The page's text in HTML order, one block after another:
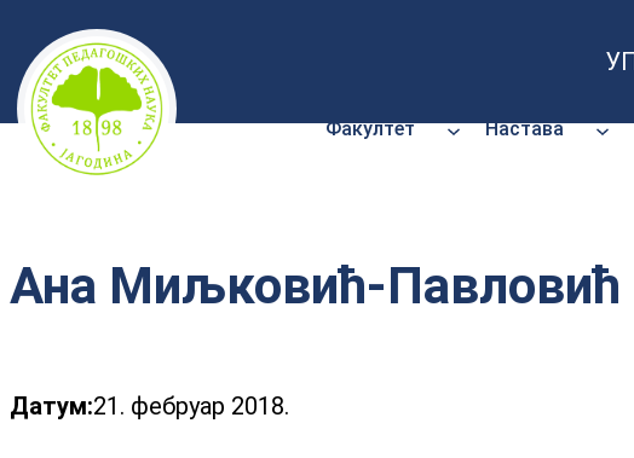
Скочи
на
садржај
Факултет Настава
Ана Миљковић-Павловић
Датум:21. фебруар 2018.